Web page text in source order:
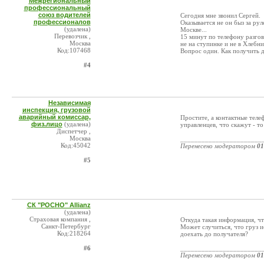
профессиональный
союз водителей
профессионалов
(удалена)
Перевозчик ,
Москва
Код:107468
#4
Сегодня мне звонил Сергей.
Оказывается не он быз за
Москве...
15 минут по телефону
не на ступинке и не в
Вопрос один. Как получить
Независимая
инспекция, грузовой
аварийный комиссар,
физ.лицо (удалена)
Диспетчер ,
Москва
Код:45042
#5
Простите, а контактные
управленцев, что скажут -
Перенесено модератором
СК "РОСНО" Allianz
(удалена)
Страховая компания ,
Санкт-Петербург
Код:218264
#6
Откуда такая информация,
Может случиться, что груз
доехать до получателя?
Перенесено модератором